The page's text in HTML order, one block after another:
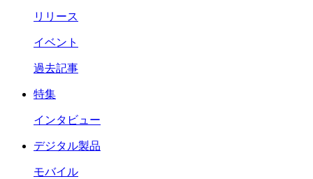
リリース
イベント
過去記事
特集
インタビュー
デジタル製品
モバイル